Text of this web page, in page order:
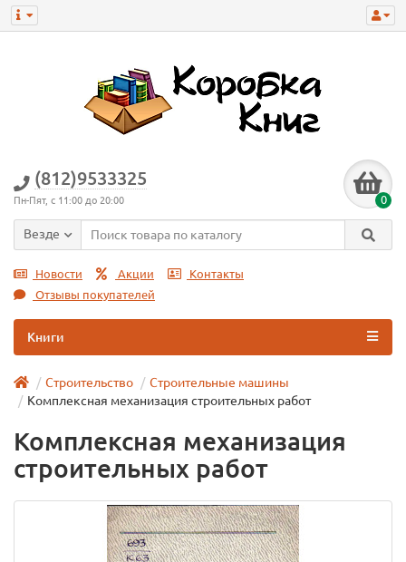
(812)9533325
Пн-Пят, с 11:00 до 20:00 0
Везде
Новости Акции
Контакты
Отзывы покупателей
Книги
Строительство
Строительные машины
Комплексная механизация строительных работ
Комплексная механизация
строительных работ